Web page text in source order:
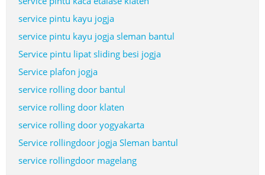
service pintu kayu jogja
service pintu kayu jogja sleman bantul
Service pintu lipat sliding besi jogja
Service plafon jogja
service rolling door bantul
service rolling door klaten
service rolling door yogyakarta
Service rollingdoor jogja Sleman bantul
service rollingdoor magelang